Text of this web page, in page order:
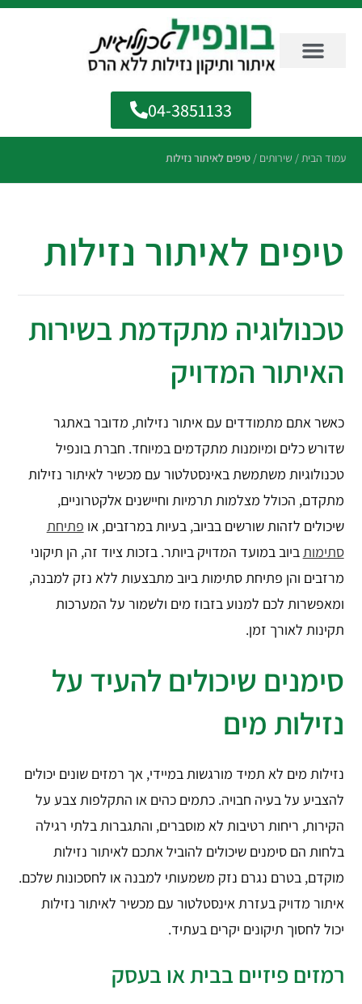
04-3851133
עמוד הבית/ שירותים / טיפים לאיתור נזילות
טיפים לאיתור נזילות
טכנולוגיה מתקדמת בשירות
האיתור המדויק
כאשר אתם מתמודדים עם איתור נזילות, מדובר באתגר
שדורש כלים ומיומנות מתקדמים במיוחד. חברת בונפיל
טכנולוגיות משתמשת באינסטלטור עם מכשיר לאיתור נזילות
מתקדם, הכולל מצלמות תרמיות וחיישנים אלקטרוניים,
שיכולים לזהות שורשים בביוב, בעיות במרזבים, או פתיחת
סתימותביוב במועד המדויק ביותר. בזכות ציוד זה, הן תיקוני
מרזבים והן פתיחת סתימות ביוב מתבצעות ללא נזק למבנה,
ומאפשרות לכם למנוע בזבוז מים ולשמור על המערכות
תקינות לאורך זמן.
סימנים שיכולים להעיד על
נזילות מים
נזילות מים לא תמיד מורגשות במיידי, אך רמזים שונים יכולים
להצביע על בעיה חבויה. כתמים כהים או התקלפות צבע על
הקירות, ריחות רטיבות לא מוסברים, והתגברות בלתי רגילה
בלחות הם סימנים שיכולים להוביל אתכם לאיתור נזילות
מוקדם, בטרם נגרם נזק משמעותי למבנה או לחסכונות שלכם.
איתור מדויק בעזרת אינסטלטור עם מכשיר לאיתור נזילות
יכול לחסוך תיקונים יקרים בעתיד.
רמזים פיזיים בבית או בעסק